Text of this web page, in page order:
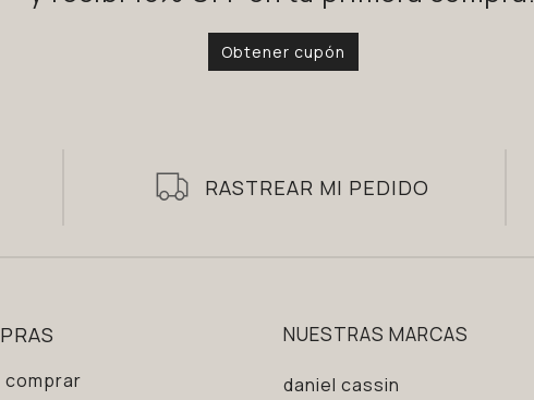
Obtener cupón
RASTREAR MI PEDIDO
comprar
NUESTRAS MARCAS
daniel cassin